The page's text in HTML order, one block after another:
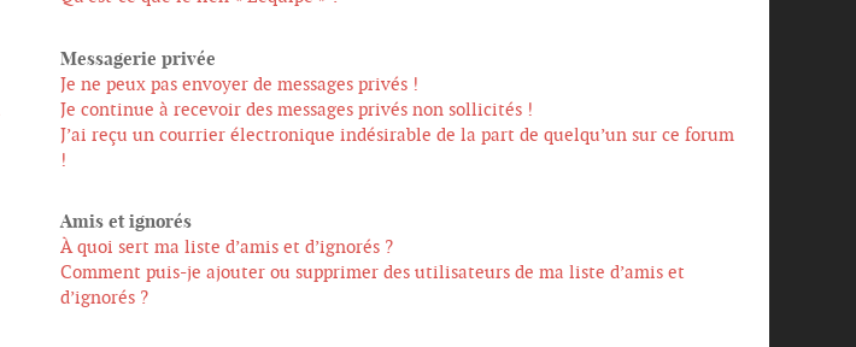
Messagerie privée
Je ne peux pas envoyer de messages privés !
Je continue à recevoir des messages privés non sollicités !
J’ai reçu un courrier électronique indésirable de la part de quelqu’un sur ce forum
!
Amis et ignorés
À quoi sert ma liste d’amis et d’ignorés ?
Comment puis-je ajouter ou supprimer des utilisateurs de ma liste d’amis et
d’ignorés ?